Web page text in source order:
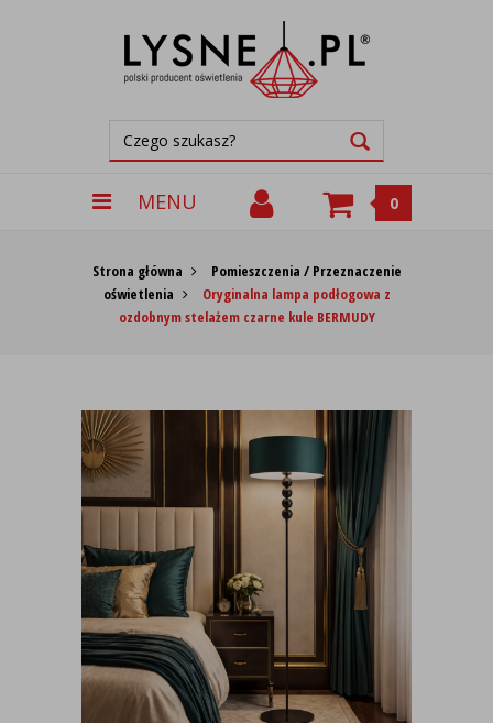
MENU 0
Strona główna
Pomieszczenia / Przeznaczenie
oświetlenia
Oryginalna lampa podłogowa z
ozdobnym stelażem czarne kule BERMUDY